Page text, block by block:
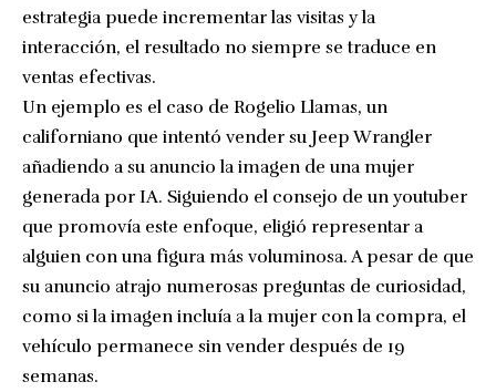
estrategia puede incrementar las visitas y la
interacción, el resultado no siempre se traduce en
ventas efectivas.
Un ejemplo es el caso de Rogelio Llamas, un
californiano que intentó vender su Jeep Wrangler
añadiendo a su anuncio la imagen de una mujer
generada por IA. Siguiendo el consejo de un youtuber
que promovía este enfoque, eligió representar a
alguien con una figura más voluminosa. A pesar de que
su anuncio atrajo numerosas preguntas de curiosidad,
como si la imagen incluía a la mujer con la compra, el
vehículo permanece sin vender después de 19
semanas.